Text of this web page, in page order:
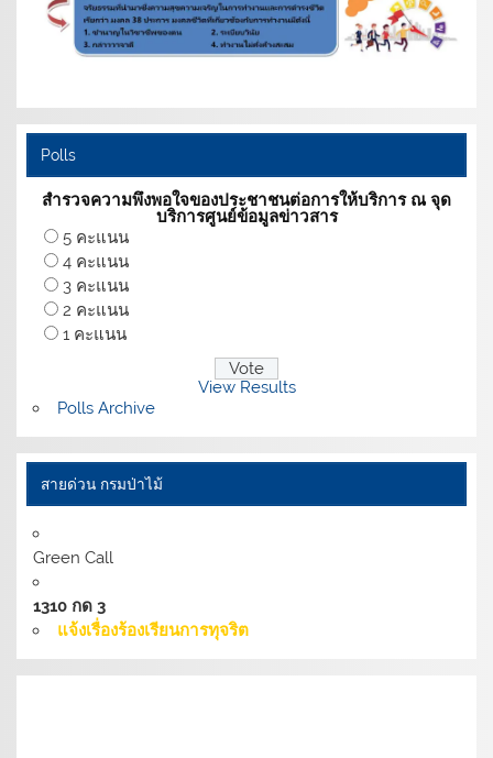
Polls
สำรวจความพึงพอใจของประชาชนต่อการให้บริการ ณ จุด
บริการศูนย์ข้อมูลข่าวสาร
5 คะแนน
4 คะแนน
3 คะแนน
2 คะแนน
1 คะแนน
View Results
Polls Archive
สายด่วน กรมป่าไม้
Green Call
1310 กด 3
แจ้งเรื่องร้องเรียนการทุจริต